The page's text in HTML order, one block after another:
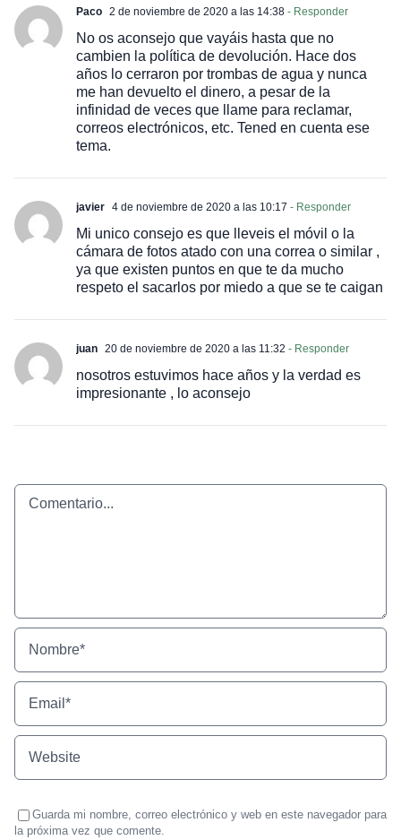
Paco 2 de noviembre de 2020 a las 14:38- Responder
No os aconsejo que vayáis hasta que no
cambien la política de devolución. Hace dos
años lo cerraron por trombas de agua y nunca
me han devuelto el dinero, a pesar de la
infinidad de veces que llame para reclamar,
correos electrónicos, etc. Tened en cuenta ese
tema.
javier 4 de noviembre de 2020 a las 10:17 - Responder
Mi unico consejo es que lleveis el móvil o la
cámara de fotos atado con una correa o similar ,
ya que existen puntos en que te da mucho
respeto el sacarlos por miedo a que se te caigan
juan 20 de noviembre de 2020 a las 11:32 - Responder
nosotros estuvimos hace años y la verdad es
impresionante , lo aconsejo
Comentario
Guarda mi nombre, correo electrónico y web en este navegador para
la próxima vez que comente.